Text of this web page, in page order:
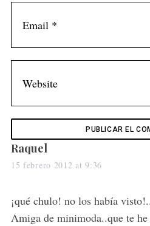
s
a
s
:
Raquel
15 febrero 2012 at 9:36
¡qué chulo! no los había
Amiga de minimoda..que te
e
a